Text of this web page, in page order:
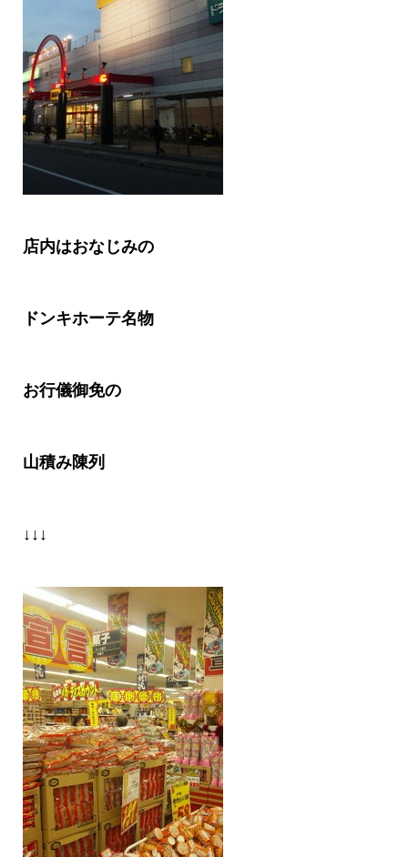
店内はおなじみの
ドンキホーテ名物
お行儀御免の
山積み陳列
↓↓↓